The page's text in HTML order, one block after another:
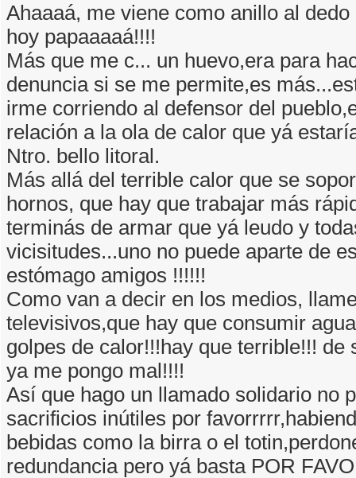
Ahaaaá, me viene como anillo al dedo
hoy papaaaaá!!!!
Más que me c... un huevo,era para
denuncia si se me permite,es
irme corriendo al defensor del
relación a la ola de calor que yá
Ntro. bello litoral.
Más allá del terrible calor que se
hornos, que hay que trabajar más
terminás de armar que yá leudo y
vicisitudes...uno no puede aparte de
estómago amigos !!!!!!
Como van a decir en los medios,
televisivos,que hay que consumir
golpes de calor!!!hay que terrible!!! de
ya me pongo mal!!!!
Así que hago un llamado solidario no
sacrificios inútiles por
bebidas como la birra o el
redundancia pero yá basta POR